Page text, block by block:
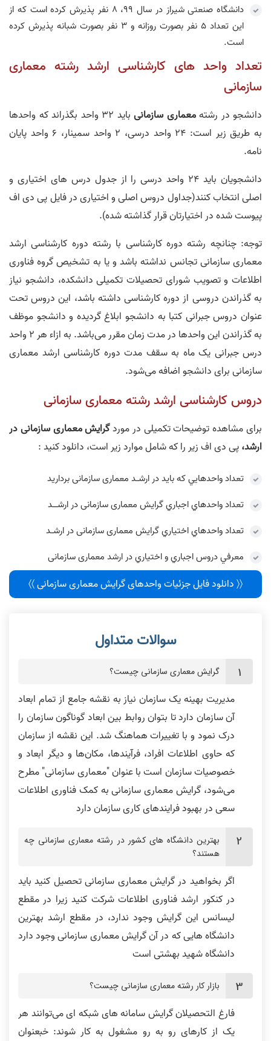
دانشگاه صنعتی شیراز در سال 99، 8 نفر پذیرش کرده است که از
این تعداد 5 نفر بصورت روزانه و 3 نفر بصورت شبانه پذیرش کرده
است.
تعداد واحد های کارشناسی ارشد رشته معماری
سازمانی
دانشجو در رشتهمعماری سازمانی
باید 32 واحد بگذراند که واحدها
به طریق زیر است: 24 واحد درسی، 2 واحد سمینار، 6 واحد پایان
نامه.
دانشجویان باید 24 واحد درسی را از جدول درس های اختیاری و
اصلی انتخاب کنند(جداول دروس اصلی و اختیاری در فایل پی دی اف
پیوست شده در اختیارتان قرار گذاشته شده).
توجه: چنانچه رشته دوره کارشناسی با رشته دوره کارشناسی ارشد
معماری سازمانی تجانس نداشته باشد و یا به تشخیص گروه فناوری
اطلاعات و تصویب شورای تحصیلات تکمیلی دانشکده، دانشجو نیاز
به گذراندن دروسی از دوره کارشناسی داشته باشد، این دروس تحت
عنوان دروس جبرانی کتبا به دانشجو ابلاغ گردیده و دانشجو موظف
به گذراندن این واحدها در مدت زمان مقرر می‌باشد. به ازاء هر 2 واحد
درس جبرانی یک ماه به سقف مدت دوره کارشناسی ارشد معماری
سازمانی برای دانشجو اضافه می‌شود.
دروس کارشناسی ارشد رشته معماری سازمانی
برای مشاهده توضیحات تکمیلی در موردگرايش معماری سازمانی در
ارشد،پی دی اف زیر را که شامل موارد زیر است، دانلود کنید :
تعداد واحدهايي که بايد در ارشـد معماری سازمانی برداريد
تعداد واحدهاي اجباري گرایش معماری سازمانی در ارشــد
تعداد واحدهاي اختياري گرایش معماری سازمانی در ارشـد
معرفي دروس اجباري و اختياري در ارشد معماری سازمانی
〈〈 دانلود فایل جزئیات واحدهای گرایش معماری سازمانی 〉〉
گرایش معماری سازمانی چیست؟
مدیریت بهینه یک سازمان نیاز به نقشه جامع از تمام ابعاد
آن سازمان دارد تا بتوان روابط بین ابعاد گوناگون سازمان را
درک نمود و با تغییرات هماهنگ شد. این نقشه از سازمان
که حاوی اطلاعات افراد، فرآیندها، مکان‌ها و دیگر ابعاد و
خصوصیات سازمان است با عنوان "معماری سازمانی" مطرح
می‌شود، گرایش معماری سازمانی به کمک فناوری اطلاعات
سعی در بهبود فرایندهای کاری سازمان دارد
بهترین دانشگاه های کشور در رشته معماری سازمانی چه
هستند؟
اگر بخواهید در گرایش معماری سازمانی تحصیل کنید باید
در کنکور ارشد فناوری اطلاعات شرکت کنید زیرا در مقطع
لیسانس این گرایش وجود ندارد، در مقطع ارشد بهترین
دانشگاه هایی که در آن گرایش معماری سازمانی وجود دارد
دانشگاه شهید بهشتی است
بازار کار رشته معماری سازمانی چیست؟
فارغ التحصیلان گرایش سامانه های شبکه ای می‌توانند هر
یک از کارهای رو به رو مشغول به کار شوند: خبعنوان